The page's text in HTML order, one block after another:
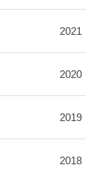
2021
2020
2019
2018